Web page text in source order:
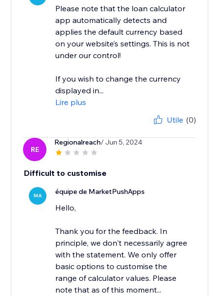
Please note that the loan calculator
app automatically detects and
applies the default currency based
on your website’s settings. This is not
under our control!
If you wish to change the currency
displayed in...
Lire plus
Utile (0)
RE
Regionalreach/ Jun 5, 2024
Difficult to customise
MA équipe de MarketPushApps
Hello,
Thank you for the feedback. In
principle, we don't necessarily agree
with the statement. We only offer
basic options to customise the
range of calculator values. Please
note that as of this moment...